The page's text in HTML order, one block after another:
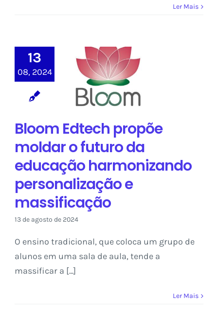
Ler Mais
13
08, 2024
Bloom Edtech
propõe moldar o
futuro da
educação
harmonizando
personalização
e massificação
Sem categoria
Bloom Edtech propõe
moldar o futuro da
educação harmonizando
personalização e
massificação
13 de agosto de 2024
O ensino tradicional, que coloca um grupo de
alunos em uma sala de aula, tende a
massificar a [...]
Ler Mais